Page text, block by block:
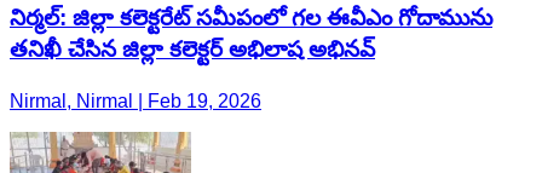
నిర్మల్: జిల్లా కలెక్టరేట్ సమీపంలో గల ఈవీఎం గోదామును
తనిఖీ చేసిన జిల్లా కలెక్టర్ అభిలాష అభినవ్
Nirmal, Nirmal | Feb 19, 2026